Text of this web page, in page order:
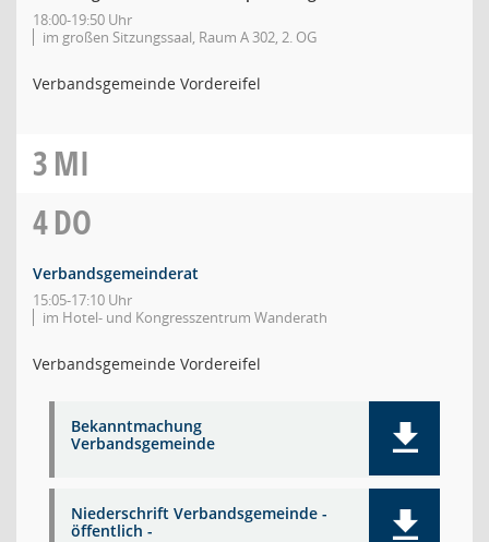
18:00-19:50 Uhr
im großen Sitzungssaal, Raum A 302, 2. OG
Verbandsgemeinde Vordereifel
3MI
4DO
Verbandsgemeinderat
15:05-17:10 Uhr
im Hotel- und Kongresszentrum Wanderath
Verbandsgemeinde Vordereifel
Bekanntmachung
Verbandsgemeinde
Niederschrift Verbandsgemeinde -
öffentlich -